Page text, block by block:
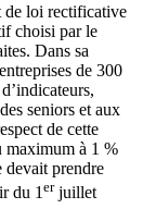
de loi rectificative
choisi par le
Dans sa
de 300
seniors et aux
de cette
maximum à 1 %
devait prendre
du 1 erjuillet